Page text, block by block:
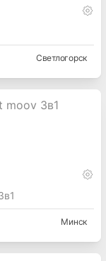
Светлогорск
Минск